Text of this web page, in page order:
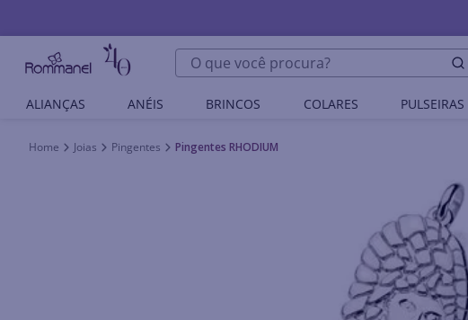
O que você procura?
ALIANÇAS ANÉIS BRINCOS COLARES PULSEIRAS
Joias Pingentes Pingentes RHODIUM